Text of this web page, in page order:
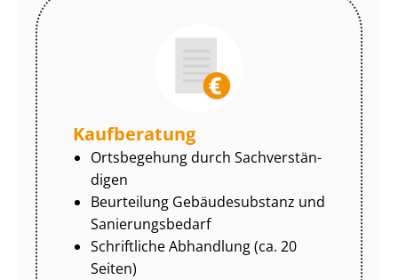
Kaufberatung
Ortsbegehung durch Sach­ver­stän­
di­gen
Beurteilung Gebäudesubstanz und
Sa­nie­rungs­be­darf
Schriftliche Abhandlung (ca. 20
Seiten)